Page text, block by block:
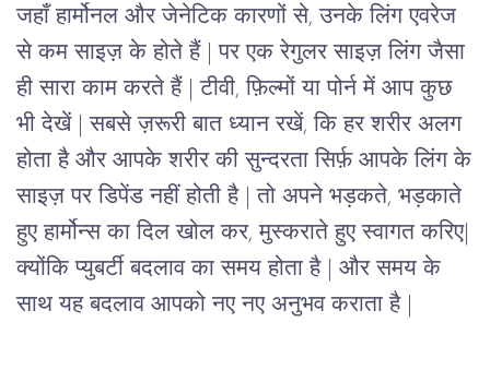
जहाँ हार्मोनल और जेनेटिक कारणों से, उनके लिंग एवरेज
से कम साइज़ के होते हैं | पर एक रेगुलर साइज़ लिंग जैसा
ही सारा काम करते हैं |
टीवी, फ़िल्मों या पोर्न में आप कुछ
भी देखें | सबसे ज़रूरी बात ध्यान रखें, कि हर शरीर अलग
होता है और आपके शरीर की सुन्दरता सिर्फ़ आपके लिंग के
साइज़ पर डिपेंड नहीं होती है |
तो अपने भड़कते, भड़काते
हुए हार्मोन्स का दिल खोल कर, मुस्कराते हुए स्वागत करिए|
क्योंकि प्युबर्टी बदलाव का समय होता है | और समय के
साथ यह बदलाव आपको नए नए अनुभव कराता है |